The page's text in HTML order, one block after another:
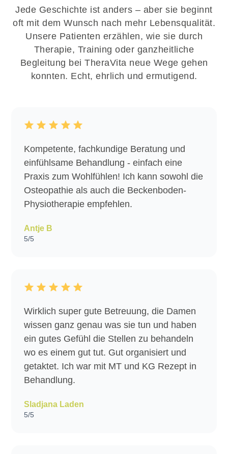
Jede Geschichte ist anders – aber sie beginnt
oft mit dem Wunsch nach mehr Lebensqualität.
Unsere Patienten erzählen, wie sie durch
Therapie, Training oder ganzheitliche
Begleitung bei TheraVita neue Wege gehen
konnten. Echt, ehrlich und ermutigend.
Kompetente, fachkundige Beratung und
einfühlsame Behandlung - einfach eine
Praxis zum Wohlfühlen! Ich kann sowohl die
Osteopathie als auch die Beckenboden-
Physiotherapie empfehlen.
Antje B
5/5
Wirklich super gute Betreuung, die Damen
wissen ganz genau was sie tun und haben
ein gutes Gefühl die Stellen zu behandeln
wo es einem gut tut. Gut organisiert und
getaktet. Ich war mit MT und KG Rezept in
Behandlung.
Sladjana Laden
5/5